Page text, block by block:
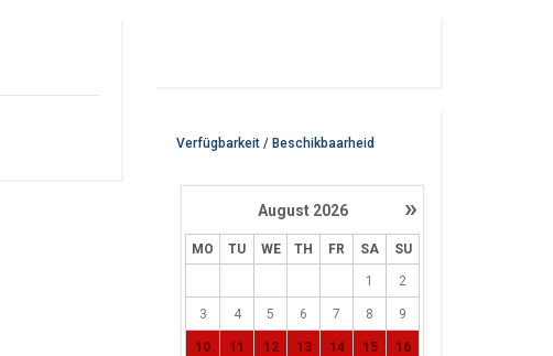
Verfügbarkeit / Beschikbaarheid
»
August 2026
MO TU WE TH FR SA SU
1 2
3 4 5 6 7 8 9
10 11 12 13 14 15 16